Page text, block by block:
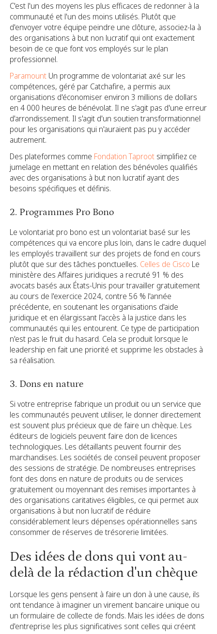
C'est l'un des moyens les plus efficaces de redonner à la
communauté et l'un des moins utilisés. Plutôt que
d'envoyer votre équipe peindre une clôture, associez-la à
des organisations à but non lucratif qui ont exactement
besoin de ce que font vos employés sur le plan
professionnel.
Paramount Un programme de volontariat axé sur les
compétences, géré par Catchafire, a permis aux
organisations d'économiser environ 3 millions de dollars
en 4 000 heures de bénévolat. Il ne s'agit pas d'une erreur
d'arrondissement. Il s'agit d'un soutien transformationnel
pour les organisations qui n'auraient pas pu y accéder
autrement.
Des plateformes comme Fondation Taproot simplifiez ce
jumelage en mettant en relation des bénévoles qualifiés
avec des organisations à but non lucratif ayant des
besoins spécifiques et définis.
2. Programmes Pro Bono
Le volontariat pro bono est un volontariat basé sur les
compétences qui va encore plus loin, dans le cadre duquel
les employés travaillent sur des projets de fond en cours
plutôt que sur des tâches ponctuelles. Celles de Cisco Le
ministère des Affaires juridiques a recruté 91 % des
avocats basés aux États-Unis pour travailler gratuitement
au cours de l'exercice 2024, contre 56 % l'année
précédente, en soutenant les organisations d'aide
juridique et en élargissant l'accès à la justice dans les
communautés qui les entourent. Ce type de participation
n'est pas le fruit du hasard. Cela se produit lorsque le
leadership en fait une priorité et supprime les obstacles à
sa réalisation.
3. Dons en nature
Si votre entreprise fabrique un produit ou un service que
les communautés peuvent utiliser, le donner directement
est souvent plus précieux que de faire un chèque. Les
éditeurs de logiciels peuvent faire don de licences
technologiques. Les détaillants peuvent fournir des
marchandises. Les sociétés de conseil peuvent proposer
des sessions de stratégie. De nombreuses entreprises
font des dons en nature de produits ou de services
gratuitement ou moyennant des remises importantes à
des organisations caritatives éligibles, ce qui permet aux
organisations à but non lucratif de réduire
considérablement leurs dépenses opérationnelles sans
consommer de réserves de trésorerie limitées.
Des idées de dons qui vont au-
delà de la rédaction d'un chèque
Lorsque les gens pensent à faire un don à une cause, ils
ont tendance à imaginer un virement bancaire unique ou
un formulaire de collecte de fonds. Mais les idées de dons
d'entreprise les plus significatives sont celles qui créent